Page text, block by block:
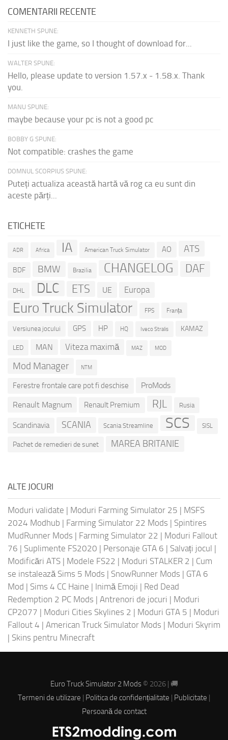
COMENTARII RECENTE
KENNETH SPUNE:
I just like the game, so I thought of download for...
WALTER SPUNE:
Hello, please update to version 1.57.x - 1.58.x. Thank
you.
MANU SPUNE:
maybe because your pc is not a good pc
BOBBY G SPUNE:
Not compatible: crashes the game
DOMNUL SCORPIUS SPUNE:
Puteți actualiza această hartă vă rog ca eu sunt din
aceste părți...
ETICHETE
ADR Africa IA American Truck Simulator AO ATS
BDF BMW Brazilia CHANGELOG DAF
DHL DLC ETS UE Europa
Euro Truck Simulator FPS Franța
Versiunea jocului GPS HP HQ Iveco Stralis KAMAZ
LED MAN Viteza maximă MAZ MOD
Mod Manager NTM
Ferestre frontale care pot fi deschise
ProMods
Renault Magnum
Renault Premium RJL Rusia
Scandinavia SCANIA Scania Streamline SCS SISL
Pachet de remedieri de sunet MAREA BRITANIE
ALTE JOCURI
Moduri validate | Moduri Farming Simulator 25 | MSFS
2024 Modhub | Farming Simulator 22 Mods | Spintires
MudRunner Mods | Farming Simulator 22 | Moduri Fallout
76 | Suplimente FS2020 | Personaje GTA 6 | Salvați jocul |
Modificări ATS | Modele FS22 | Moduri STALKER 2 | Cum
se instalează Sims 5 Mods | SnowRunner Mods | GTA 6
Mod | Sims 4 CC Haine | Inimă Emoji | Red Dead
Redemption 2 PC Mods | Antrenori de jocuri | Moduri
CP2077 | Moduri Cities Skylines 2 | Moduri GTA 5 | Moduri
Fallout 4 | American Truck Simulator Mods | Moduri Skyrim
| Skins pentru Minecraft
Euro Truck Simulator 2 Mods© 2026 | 🚚
Termeni de utilizare
Politica de confidențialitate Publicitate
Persoană de contact